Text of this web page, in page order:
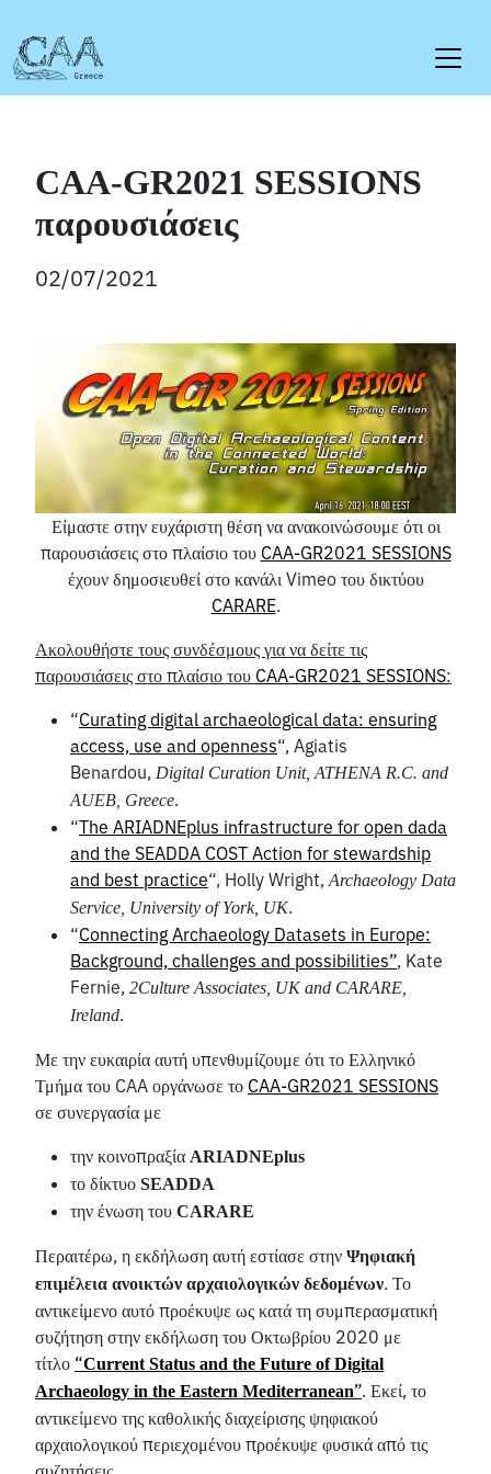
to
content
CAA-GR2021 SESSIONS
παρουσιάσεις
02/07/2021
Είμαστε στην ευχάριστη θέση να ανακοινώσουμε ότι οι
παρουσιάσεις στο πλαίσιο του CAA-GR2021 SESSIONS
έχουν δημοσιευθεί στο κανάλι Vimeo του δικτύου
CARARE.
Ακολουθήστε τους συνδέσμους για να δείτε τις
παρουσιάσεις στο πλαίσιο του CAA-GR2021 SESSIONS:
“Curating digital archaeological data: ensuring
access, use and openness“, Agiatis
Benardou, Digital Curation Unit, ATHENA R.C. and
AUEB, Greece.
“The ARIADNEplus infrastructure for open dada
and the SEADDA COST Action for stewardship
and best practice“, Holly Wright,Archaeology Data
Service, University of York, UK.
“Connecting Archaeology Datasets in Europe:
Background, challenges and possibilities”, Kate
Fernie, 2Culture Associates, UK and CARARE,
Ireland.
Με την ευκαιρία αυτή υπενθυμίζουμε ότι το Ελληνικό
Τμήμα του CAA οργάνωσε το CAA-GR2021 SESSIONS
σε συνεργασία με
την κοινοπραξία ARIADNEplus
το δίκτυο SEADDA
την ένωση του CARARE
Περαιτέρω, η εκδήλωση αυτή εστίασε στην Ψηφιακή
επιμέλεια ανοικτών αρχαιολογικών δεδομένων. Το
αντικείμενο αυτό προέκυψε ως κατά τη συμπερασματική
συζήτηση στην εκδήλωση του Οκτωβρίου 2020 με
τίτλο “Current Status and the Future of Digital
Archaeology in the Eastern Mediterranean”. Εκεί, το
αντικείμενο της καθολικής διαχείρισης ψηφιακού
αρχαιολογικού περιεχομένου προέκυψε φυσικά από τις